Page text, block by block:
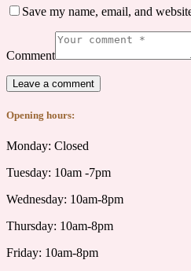
Save my name, email, and
Comment
Opening hours:
Monday: Closed
Tuesday: 10am -7pm
Wednesday: 10am-8pm
Thursday: 10am-8pm
Friday: 10am-8pm